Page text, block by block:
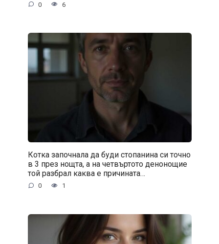
0 6
Котка започнала да буди стопанина си точно
в 3 през нощта, а на четвъртото денонощие
той разбрал каква е причината…
0 1